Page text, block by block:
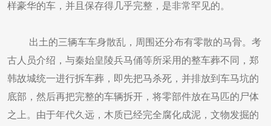
样豪华的车，并且保存得几乎完整，是非常罕见的。
出土的三辆车车身散乱，周围还分布有零散的马骨。考
古人员介绍，与秦始皇陵兵马俑等所采用的整车葬不同，郑
韩故城统一进行拆车葬，即先把马杀死，并排放到车马坑的
底部，然后再把完整的车辆拆开，将零部件放在马匹的尸体
之上。由于年代久远，木质已经完全腐化成泥，文物发掘的